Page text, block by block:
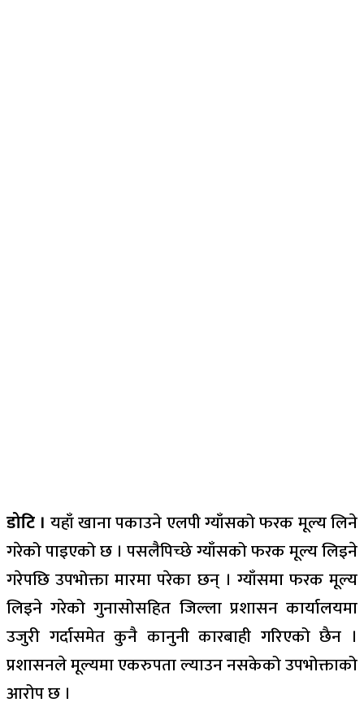
डोटि । यहाँ खाना पकाउने एलपी ग्याँसको फरक मूल्य लिने
गरेको पाइएको छ । पसलैपिच्छे ग्याँसको फरक मूल्य लिइने
गरेपछि उपभोक्ता मारमा परेका छन् । ग्याँसमा फरक मूल्य
लिइने गरेको गुनासोसहित जिल्ला प्रशासन कार्यालयमा
उजुरी गर्दासमेत कुनै कानुनी कारबाही गरिएको छैन ।
प्रशासनले मूल्यमा एकरुपता ल्याउन नसकेको उपभोक्ताको
आरोप छ ।